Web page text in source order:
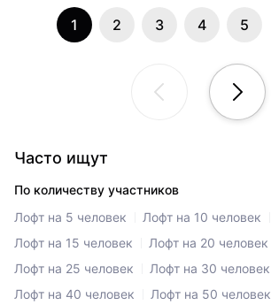
1 2 3 4 5
Часто ищут
По количеству участников
Лофт на 5 человек
Лофт на 10 человек
Лофт на 15 человек
Лофт на 20 человек
Лофт на 25 человек
Лофт на 30 человек
Лофт на 40 человек
Лофт на 50 человек